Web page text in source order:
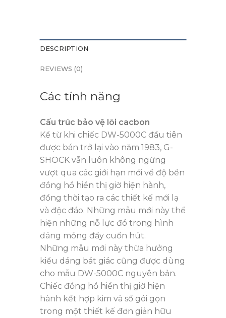
DESCRIPTION
REVIEWS (0)
Các tính năng
Cấu trúc bảo vệ lõi cacbon
Kể từ khi chiếc DW-5000C đầu tiên
được bán trở lại vào năm 1983, G-
SHOCK vẫn luôn không ngừng
vượt qua các giới hạn mới về độ bền
đồng hồ hiển thị giờ hiện hành,
đồng thời tạo ra các thiết kế mới lạ
và độc đáo. Những mẫu mới này thể
hiện những nỗ lực đó trong hình
dáng mỏng đầy cuốn hút.
Những mẫu mới này thừa hưởng
kiểu dáng bát giác cũng được dùng
cho mẫu DW-5000C nguyên bản.
Chiếc đồng hồ hiển thị giờ hiện
hành kết hợp kim và số gói gọn
trong một thiết kế đơn giản hữu